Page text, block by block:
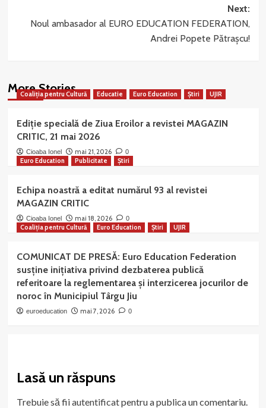
Next:
Noul ambasador al EURO EDUCATION FEDERATION,
Andrei Popete Pătrașcu!
More Stories
Coaliția pentru Cultură Educatie Euro Education Știri UJIR
Ediție specială de Ziua Eroilor a revistei MAGAZIN
CRITIC, 21 mai 2026
Cioaba Ionel mai 21, 2026 0
Euro Education Publicitate Știri
Echipa noastră a editat numărul 93 al revistei
MAGAZIN CRITIC
Cioaba Ionel mai 18, 2026 0
Coaliția pentru Cultură Euro Education Știri UJIR
COMUNICAT DE PRESĂ: Euro Education Federation
susține inițiativa privind dezbaterea publică
referitoare la reglementarea și interzicerea jocurilor de
noroc în Municipiul Târgu Jiu
euroeducation mai 7, 2026 0
Lasă un răspuns
Trebuie să fiiautentificatpentru a publica un comentariu.